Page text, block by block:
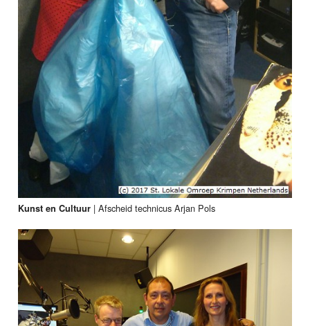
Kunst en Cultuur |Afscheid technicus Arjan Pols